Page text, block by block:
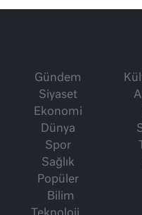
Gündem
Siyaset
Ekonomi
Dünya
Spor
Sağlık
Popüler
Bilim